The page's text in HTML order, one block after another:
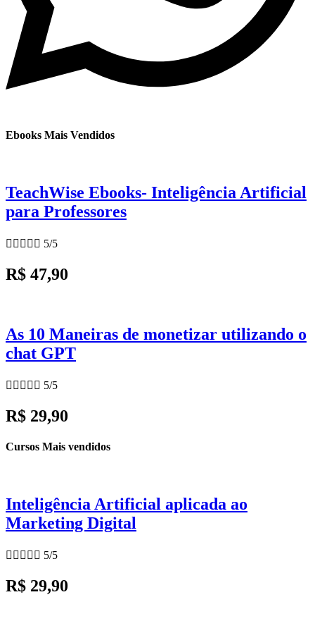
Ebooks Mais Vendidos
TeachWise Ebooks- Inteligência Artificial
para Professores
     5/5
R$ 47,90
As 10 Maneiras de monetizar utilizando o
chat GPT
     5/5
R$ 29,90
Cursos Mais vendidos
Inteligência Artificial aplicada ao
Marketing Digital
     5/5
R$ 29,90